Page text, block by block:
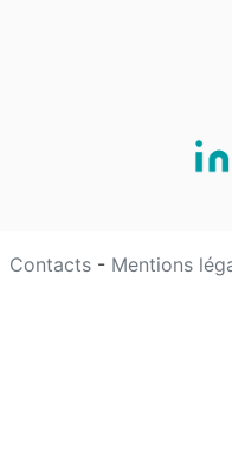
Contacts - Mentions